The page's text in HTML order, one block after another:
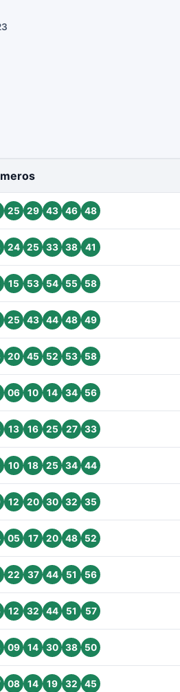
25 29 43 46 48
24 25 33 38 41
15 53 54 55 58
25 43 44 48 49
20 45 52 53 58
06 10 14 34 56
13 16 25 27 33
10 18 25 34 44
12 20 30 32 35
05 17 20 48 52
22 37 44 51 56
12 32 44 51 57
09 14 30 38 50
08 14 19 32 45